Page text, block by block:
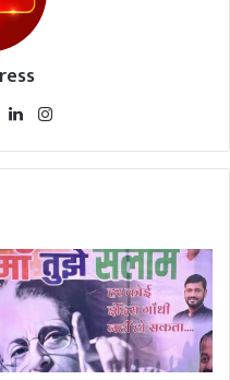
Twi
r
Lin
In am